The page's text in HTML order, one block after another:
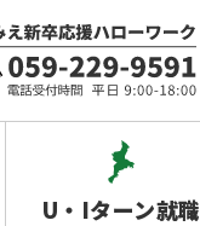
U・Iターン就職